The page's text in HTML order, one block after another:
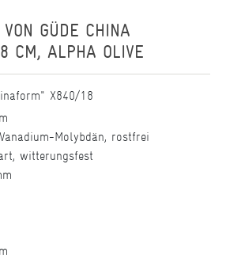
GÜDE CHINA
CM, ALPHA OLIVE
X840/18
Molybdän, rostfrei
witterungsfest